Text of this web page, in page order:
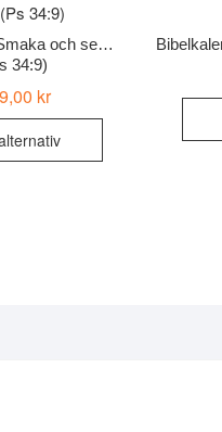
och se…
34:9)
kr
Den